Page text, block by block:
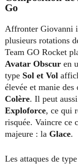
Go
Affronter Giovanni
plusieurs rotations
Team GO Rocket
Avatar Obscur en
type Sol et Vol
élevée et manie des
Colère. Il peut
Exploforce, ce qui
risquée. Vaincre ce
majeure : la Glace.
Les attaques de